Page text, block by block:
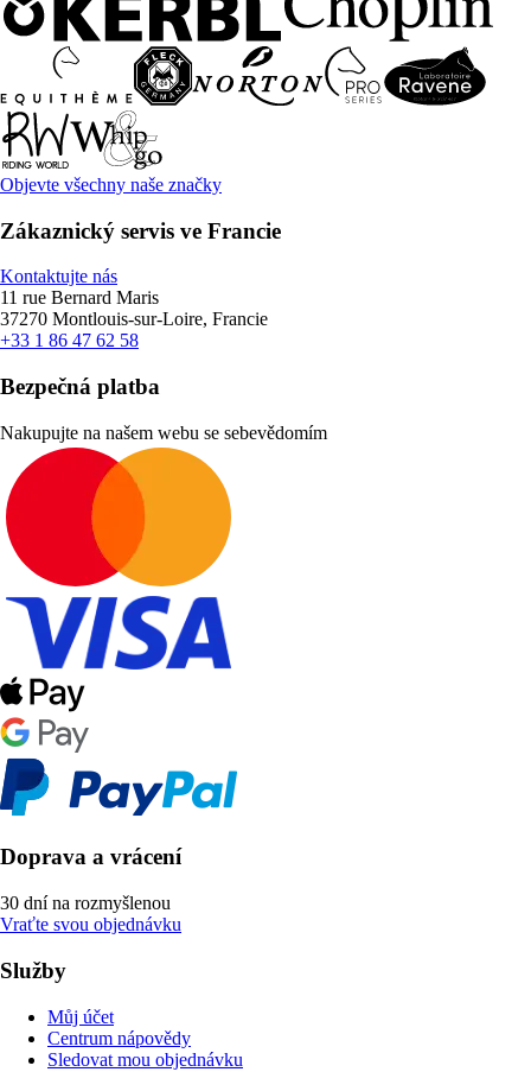
Objevte všechny naše značky
Zákaznický servis ve Francie
Kontaktujte nás
11 rue Bernard Maris
37270 Montlouis-sur-Loire, Francie
+33 1 86 47 62 58
Bezpečná platba
Nakupujte na našem webu se sebevědomím
Doprava a vrácení
30 dní na rozmyšlenou
Vraťte svou objednávku
Služby
Můj účet
Centrum nápovědy
Sledovat mou objednávku